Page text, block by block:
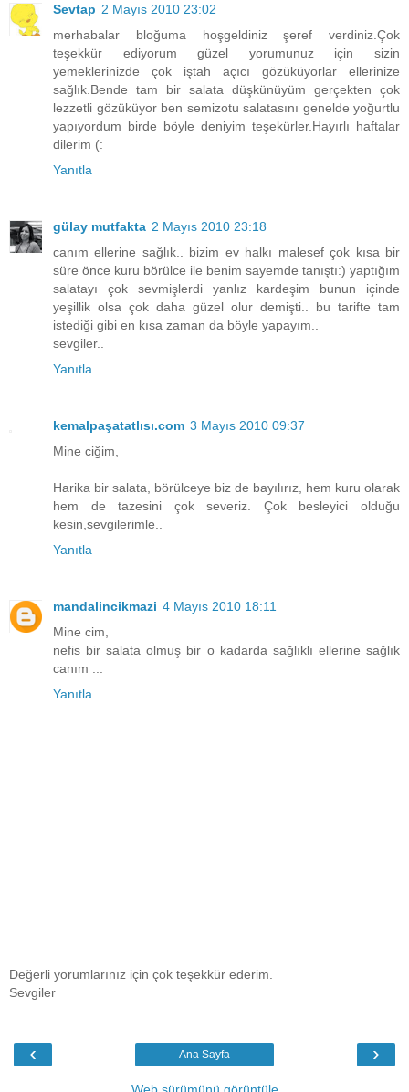
Sevtap 2 Mayıs 2010 23:02
merhabalar bloğuma hoşgeldiniz şeref verdiniz.Çok
teşekkür ediyorum güzel yorumunuz için sizin
yemeklerinizde çok iştah açıcı gözüküyorlar ellerinize
sağlık.Bende tam bir salata düşkünüyüm gerçekten çok
lezzetli gözüküyor ben semizotu salatasını genelde yoğurtlu
yapıyordum birde böyle deniyim teşekürler.Hayırlı haftalar
dilerim (:
Yanıtla
gülay mutfakta 2 Mayıs 2010 23:18
canım ellerine sağlık.. bizim ev halkı malesef çok kısa bir
süre önce kuru börülce ile benim sayemde tanıştı:) yaptığım
salatayı çok sevmişlerdi yanlız kardeşim bunun içinde
yeşillik olsa çok daha güzel olur demişti.. bu tarifte tam
istediği gibi en kısa zaman da böyle yapayım..
sevgiler..
Yanıtla
kemalpaşatatlısı.com 3 Mayıs 2010 09:37
Mine ciğim,
Harika bir salata, börülceye biz de bayılırız, hem kuru olarak
hem de tazesini çok severiz. Çok besleyici olduğu
kesin,sevgilerimle..
Yanıtla
mandalincikmazi 4 Mayıs 2010 18:11
Mine cim,
nefis bir salata olmuş bir o kadarda sağlıklı ellerine sağlık
canım ...
Yanıtla
Değerli yorumlarınız için çok teşekkür ederim.
Sevgiler
‹ ›
Ana Sayfa
Web sürümünü görüntüle